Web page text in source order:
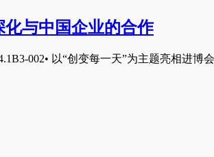
与中国企业的合作
002• 以“创变每一天”为主题亮相进博